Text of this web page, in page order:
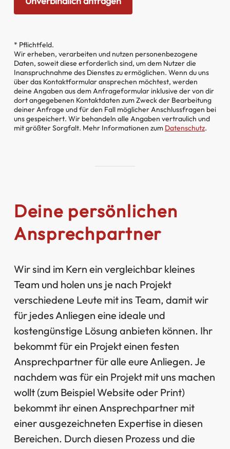
* Pflichtfeld.
Wir erheben, verarbeiten und nutzen personenbezogene
Daten, soweit diese erforderlich sind, um dem Nutzer die
Inanspruchnahme des Dienstes zu ermöglichen. Wenn du uns
über das Kontaktformular ansprechen möchtest, werden
deine Angaben aus dem Anfrageformular inklusive der von dir
dort angegebenen Kontaktdaten zum Zweck der Bearbeitung
deiner Anfrage und für den Fall möglicher Anschlussfragen bei
uns gespeichert. Wir behandeln alle Angaben vertraulich und
mit größter Sorgfalt. Mehr Informationen zum Datenschutz.
Deine persönlichen
Ansprechpartner
Wir sind im Kern ein vergleichbar kleines
Team und holen uns je nach Projekt
verschiedene Leute mit ins Team, damit wir
für jedes Anliegen eine ideale und
kostengünstige Lösung anbieten können. Ihr
bekommt für ein Projekt einen festen
Ansprechpartner für alle eure Anliegen. Je
nachdem was für ein Projekt mit uns machen
wollt (zum Beispiel Website oder Print)
bekommt ihr einen Ansprechpartner mit
einer ausgezeichneten Expertise in diesen
Bereichen. Durch diesen Prozess und die